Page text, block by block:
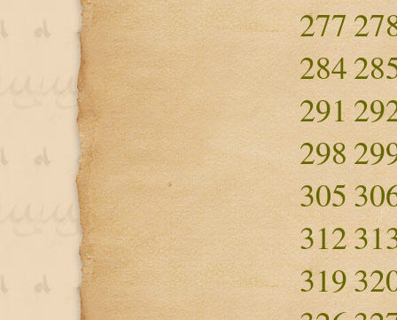
277
284
291
298
305
312
319